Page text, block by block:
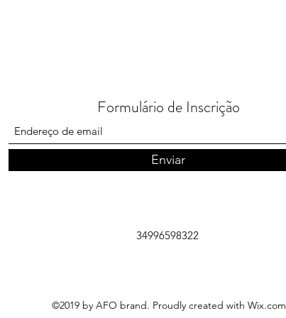
Formulário de Inscrição
Enviar
34996598322
©2019 by AFO brand. Proudly created with Wix.com